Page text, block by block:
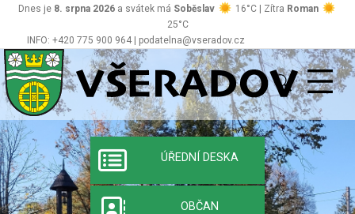
INFO: +420 775 900 964 | podatelna@vseradov.cz
Dnes je 8. srpna 2026 a svátek má Soběslav 16°C | Zítra Roman
25°C
Všeradov
Oficiální stránky
ÚŘEDNÍ DESKA
OBČAN